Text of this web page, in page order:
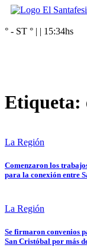
° - ST ° | | 15:34hs
Etiqueta:
La Región
Comenzaron los
para la conexión entre
La Región
Se firmaron convenios
San Cristóbal por más